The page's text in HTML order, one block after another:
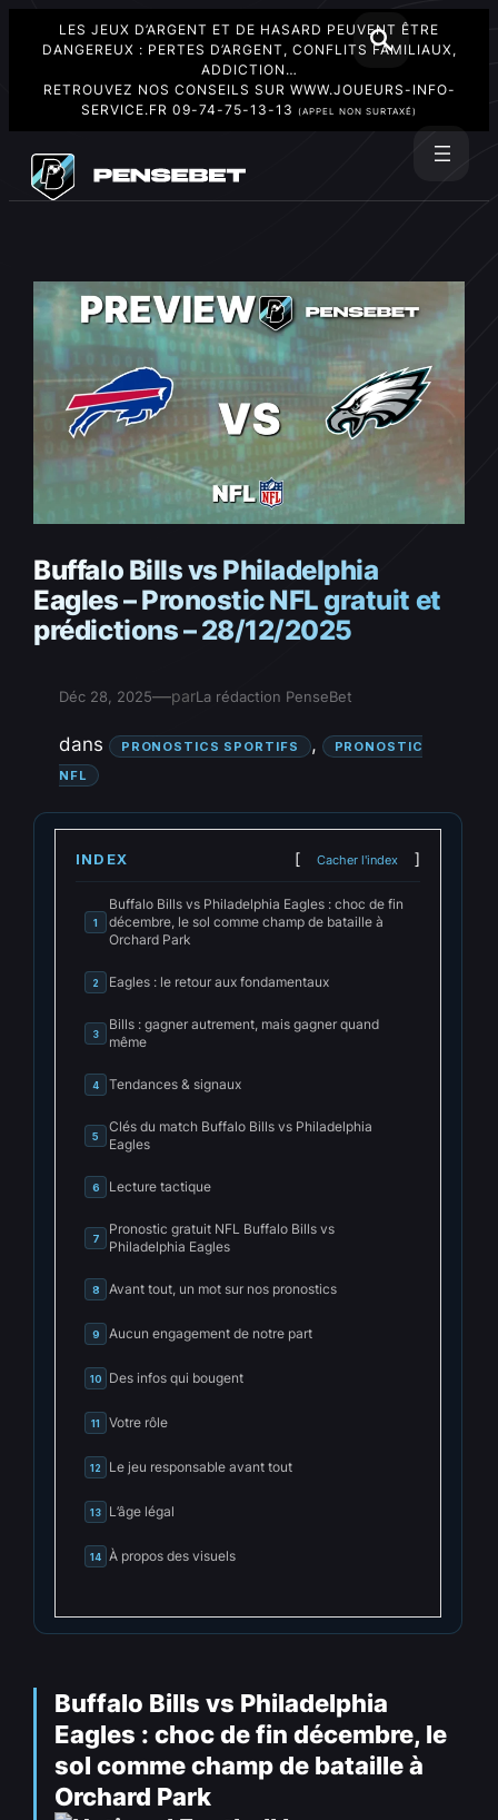
LES JEUX D’ARGENT ET DE HASARD PEUVENT ÊTRE
DANGEREUX : PERTES D’ARGENT, CONFLITS FAMILIAUX,
ADDICTION…
RETROUVEZ NOS CONSEILS SUR WWW.JOUEURS-INFO-
SERVICE.FR 09-74-75-13-13 (APPEL NON SURTAXÉ)
contenu
Buffalo Bills vs Philadelphia
Eagles – Pronostic NFL gratuit et
prédictions – 28/12/2025
Déc 28, 2025—parLa rédaction PenseBet
dans PRONOSTICS SPORTIFS ,
PRONOSTIC
NFL
INDEX Cacher l'index
1
Buffalo Bills vs Philadelphia Eagles : choc de fin
décembre, le sol comme champ de bataille à
Orchard Park
2 Eagles : le retour aux fondamentaux
3
Bills : gagner autrement, mais gagner quand
même
4 Tendances & signaux
5
Clés du match Buffalo Bills vs Philadelphia
Eagles
6 Lecture tactique
7
Pronostic gratuit NFL Buffalo Bills vs
Philadelphia Eagles
8 Avant tout, un mot sur nos pronostics
9 Aucun engagement de notre part
10 Des infos qui bougent
11 Votre rôle
12 Le jeu responsable avant tout
13 L’âge légal
14 À propos des visuels
Buffalo Bills vs Philadelphia
Eagles : choc de fin décembre, le
sol comme champ de bataille à
Orchard Park